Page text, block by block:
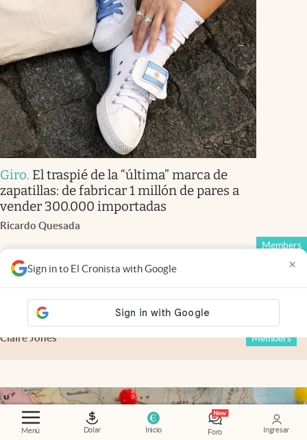
Menú Dolar Inicio Foro Ingresar
Sign in to El Cronista with Google ×
Giro. El traspié de la “última” marca de
zapatillas: de fabricar 1 millón de pares a
vender 300.000 importadas
Ricardo Quesada
Members
Financial Times.Tasa Fed: Warsh se enfrenta al
mercado y redobla su estrategia
Claire Jones Members